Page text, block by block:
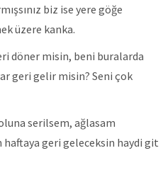
biz ise yere göğe
üzere kanka.
döner misin, beni buralarda
geri gelir misin? Seni çok
serilsem, ağlasam
haftaya geri geleceksin haydi git